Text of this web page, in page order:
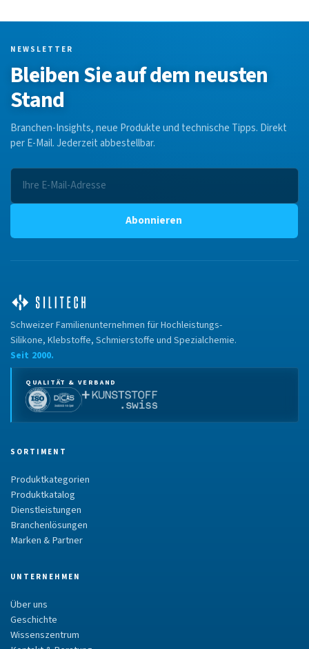
NEWSLETTER
Bleiben Sie auf dem neusten
Stand
Branchen-Insights, neue Produkte und technische Tipps. Direkt
per E-Mail. Jederzeit abbestellbar.
Abonnieren
Schweizer Familienunternehmen für Hochleistungs-
Silikone, Klebstoffe, Schmierstoffe und Spezialchemie.
Seit 2000.
QUALITÄT & VERBAND
SORTIMENT
Produktkategorien
Produktkatalog
Dienstleistungen
Branchenlösungen
Marken & Partner
UNTERNEHMEN
Über uns
Geschichte
Wissenszentrum